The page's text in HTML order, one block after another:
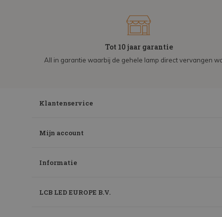
Tot 10 jaar garantie
All in garantie waarbij de gehele lamp direct vervangen
Klantenservice
Mijn account
Informatie
LCB LED EUROPE B.V.